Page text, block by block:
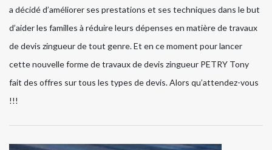
a décidé d’améliorer ses prestations et ses techniques dans le but
d’aider les familles à réduire leurs dépenses en matière de travaux
de devis zingueur de tout genre. Et en ce moment pour lancer
cette nouvelle forme de travaux de devis zingueur PETRY Tony
fait des offres sur tous les types de devis. Alors qu’attendez-vous
!!!